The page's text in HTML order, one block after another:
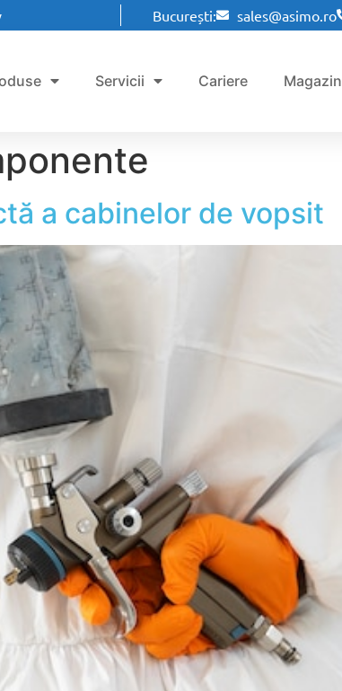
București: sales@asimo.ro
Servicii Cariere Magazin
a cabinelor de vopsit